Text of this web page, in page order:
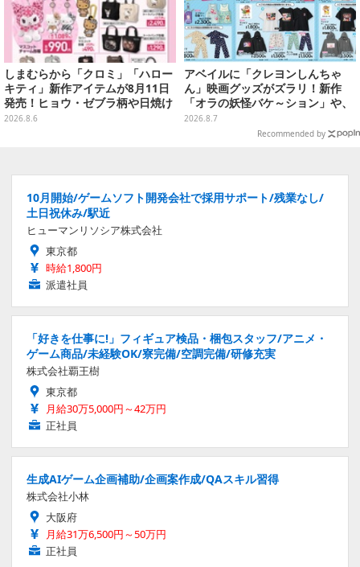
しまむらから「クロミ」「ハロー
キティ」新作アイテムが8月11日
発売！ヒョウ・ゼブラ柄や日焼け
デザインの可愛い雑貨・アパレル
2026.8.6
アベイルに「クレヨンしんちゃ
ん」映画グッズがズラリ！新作
「オラの妖怪バケ～ション」や、
「ヘンダーランド」「暗黒タマタ
マ」などをフィーチャー
2026.8.7
Recommended by
10月開始/ゲームソフト開発会社で採用サポート/残業なし/
土日祝休み/駅近
ヒューマンリソシア株式会社
東京都
時給1,800円
派遣社員
「好きを仕事に!」フィギュア検品・梱包スタッフ/アニメ・
ゲーム商品/未経験OK/寮完備/空調完備/研修充実
株式会社覇王樹
東京都
月給30万5,000円～42万円
正社員
生成AIゲーム企画補助/企画案作成/QAスキル習得
株式会社小林
大阪府
月給31万6,500円～50万円
正社員